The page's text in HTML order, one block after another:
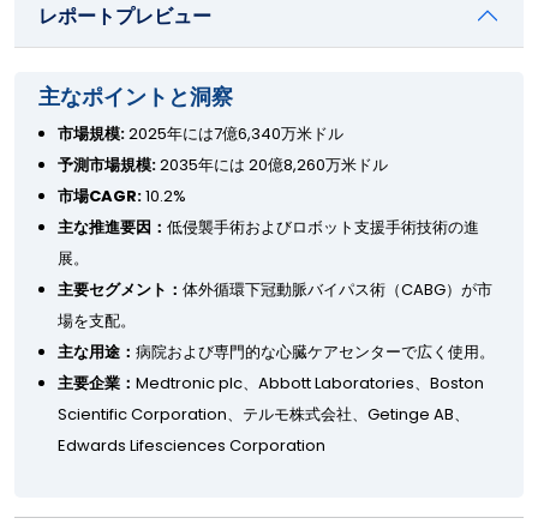
レポートプレビュー
主なポイントと洞察
市場規模:2025年には7億6,340万米ドル
予測市場規模:2035年には 20億8,260万米ドル
市場CAGR:10.2%
主な推進要因： 低侵襲手術およびロボット支援手術技術の進
展。
主要セグメント： 体外循環下冠動脈バイパス術（CABG）が市
場を支配。
主な用途： 病院および専門的な心臓ケアセンターで広く使用。
主要企業： Medtronic plc、Abbott Laboratories、Boston
Scientific Corporation、テルモ株式会社、Getinge AB、
Edwards Lifesciences Corporation